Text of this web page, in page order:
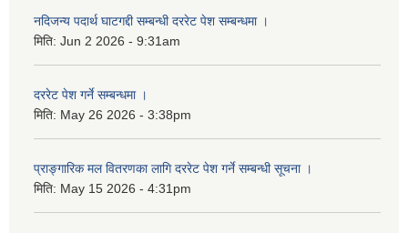
नदिजन्य पदार्थ घाटगद्दी सम्बन्धी दररेट पेश सम्बन्धमा ।
मिति: Jun 2 2026 - 9:31am
दररेट पेश गर्ने सम्बन्धमा ।
मिति: May 26 2026 - 3:38pm
प्राङ्गारिक मल वितरणका लागि दररेट पेश गर्ने सम्बन्धी सूचना ।
मिति: May 15 2026 - 4:31pm